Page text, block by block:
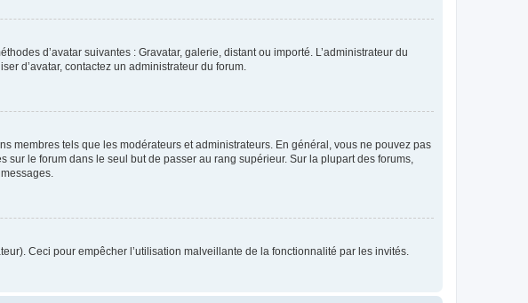
d’avatar suivantes : Gravatar, galerie, distant ou importé. L’administrateur du
d’avatar, contactez un administrateur du forum.
membres tels que les modérateurs et administrateurs. En général, vous ne pouvez pas
sur le forum dans le seul but de passer au rang supérieur. Sur la plupart des forums,
Ceci pour empêcher l’utilisation malveillante de la fonctionnalité par les invités.